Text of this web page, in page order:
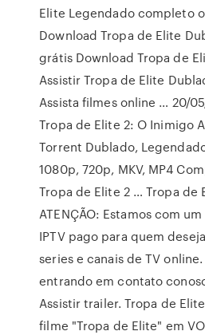
Elite Legendado completo
Download Tropa de Elite
grátis Download Tropa de
Assistir Tropa de Elite
Assista filmes online … 20/
Tropa de Elite 2: O Inimigo
Torrent Dublado,
1080p, 720p, MKV, MP4
Tropa de Elite 2 … Tropa de
ATENÇÃO: Estamos com
IPTV pago para quem
series e canais de TV
entrando em contato
Assistir trailer. Tropa de
filme "Tropa de Elite" em